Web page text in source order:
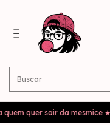
quer sair da mesmice ★